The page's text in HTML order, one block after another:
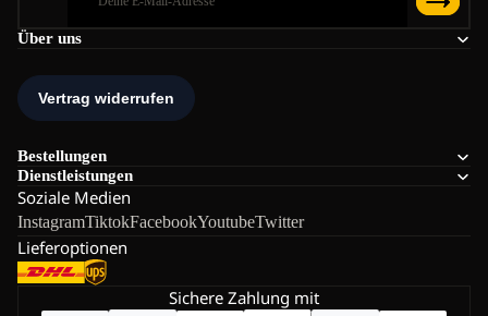
Über uns
Bestellungen
Dienstleistungen
Soziale Medien
InstagramTiktokFacebookYoutubeTwitter
Lieferoptionen
Sichere Zahlung mit